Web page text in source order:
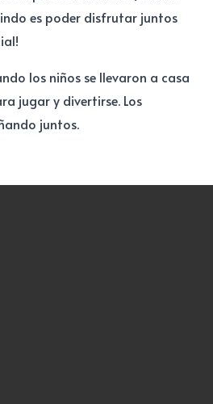
es poder disfrutar juntos
los niños se llevaron a casa
jugar y divertirse. Los
juntos.